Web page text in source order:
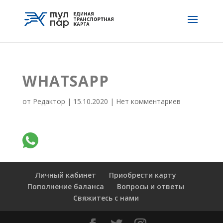
WHATSAPP
от Редактор | 15.10.2020 | Нет комментариев
Личный кабинет
Приобрести карту
Пополнение баланса
Вопросы и ответы
Свяжитесь с нами